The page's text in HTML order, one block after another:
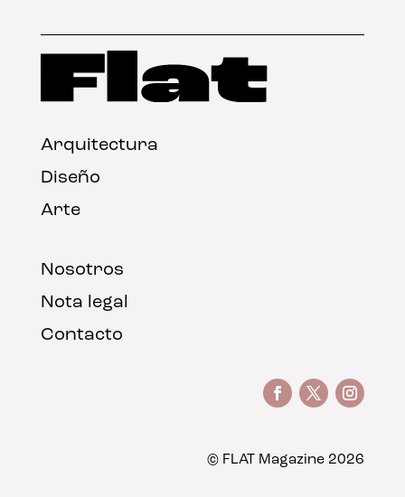
Arquitectura
Diseño
Arte
Nosotros
Nota legal
Contacto
© FLAT Magazine 2026